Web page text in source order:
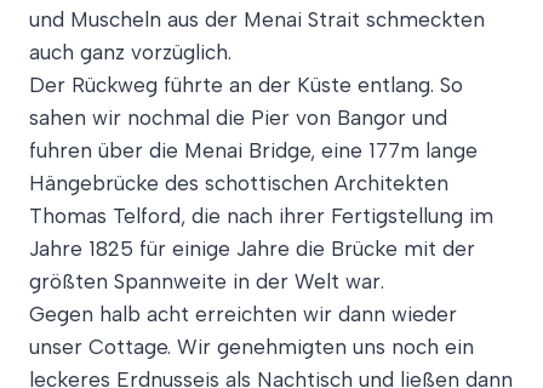
und Muscheln aus der Menai Strait schmeckten
auch ganz vorzüglich.
Der Rückweg führte an der Küste entlang. So
sahen wir nochmal die Pier von Bangor und
fuhren über die Menai Bridge, eine 177m lange
Hängebrücke des schottischen Architekten
Thomas Telford, die nach ihrer Fertigstellung im
Jahre 1825 für einige Jahre die Brücke mit der
größten Spannweite in der Welt war.
Gegen halb acht erreichten wir dann wieder
unser Cottage. Wir genehmigten uns noch ein
leckeres Erdnusseis als Nachtisch und ließen dann